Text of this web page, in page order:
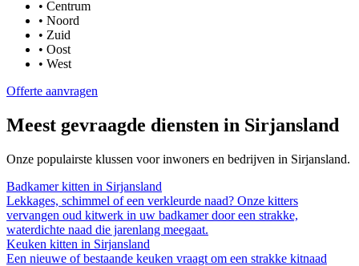
• Centrum
• Noord
• Zuid
• Oost
• West
Offerte aanvragen
Meest gevraagde diensten in Sirjansland
Onze populairste klussen voor inwoners en bedrijven in Sirjansland.
Badkamer kitten in Sirjansland
Lekkages, schimmel of een verkleurde naad? Onze kitters
vervangen oud kitwerk in uw badkamer door een strakke,
waterdichte naad die jarenlang meegaat.
Keuken kitten in Sirjansland
Een nieuwe of bestaande keuken vraagt om een strakke kitnaad